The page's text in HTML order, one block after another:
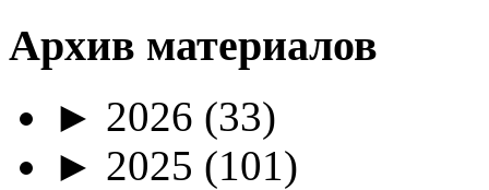
Архив материалов
► 2026 (33)
► 2025 (101)